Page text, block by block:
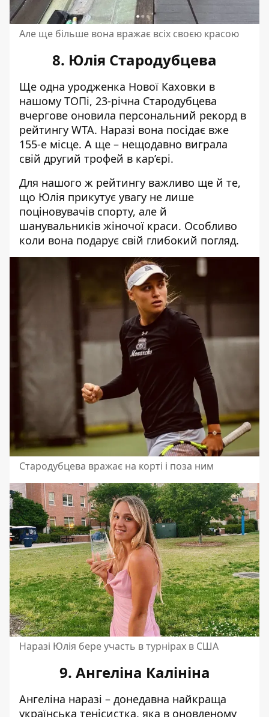
Але ще більше вона вражає всіх своєю красою
8. Юлія Стародубцева
Ще одна уродженка Нової Каховки в
нашому ТОПі, 23-річна Стародубцева
вчергове оновила персональний рекорд в
рейтингу WTA. Наразі вона посідає вже
155-е місце. А ще – нещодавно виграла
свій другий трофей в кар’єрі.
Для нашого ж рейтингу важливо ще й те,
що Юлія прикутує увагу не лише
поціновувачів спорту, але й
шанувальників жіночої краси. Особливо
коли вона подарує свій глибокий погляд.
Стародубцева вражає на корті і поза ним
Наразі Юлія бере участь в турнірах в США
9. Ангеліна Калініна
Ангеліна наразі – донедавна найкраща
українська тенісистка, яка в оновленому